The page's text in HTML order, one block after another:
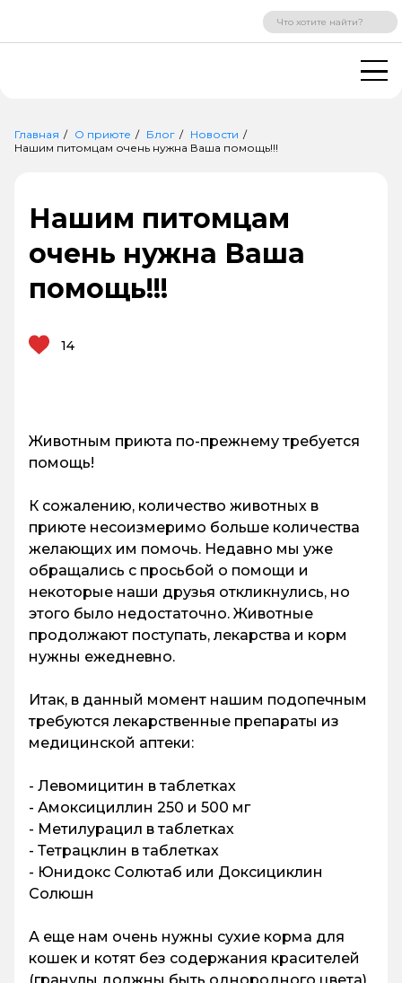
ВХОД РЕГИСТРАЦИЯ
Главная О приюте Блог
Новости
Нашим питомцам очень нужна Ваша помощь!!!
Нашим питомцам
очень нужна Ваша
помощь!!!
14
Животным приюта по-прежнему требуется
помощь!
К сожалению, количество животных в
приюте несоизмеримо больше количества
желающих им помочь. Недавно мы уже
обращались с просьбой о помощи и
некоторые наши друзья откликнулись, но
этого было недостаточно. Животные
продолжают поступать, лекарства и корм
нужны ежедневно.
Итак, в данный момент нашим подопечным
требуются лекарственные препараты из
медицинской аптеки:
- Левомицитин в таблетках
- Амоксициллин 250 и 500 мг
- Метилурацил в таблетках
- Тетрацклин в таблетках
- Юнидокс Солютаб или Доксициклин
Солюшн
А еще нам очень нужны сухие корма для
кошек и котят без содержания красителей